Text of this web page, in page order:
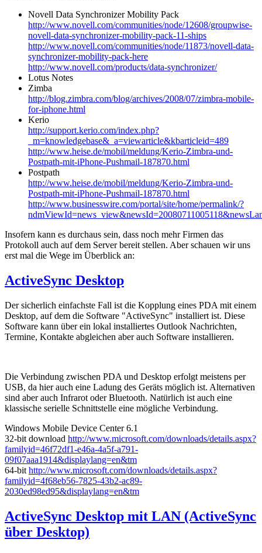
Novell Data Synchronizer Mobility Pack
http://www.novell.com/communities/node/12608/groupwise-
novell-data-synchronizer-mobility-pack-11-ships
http://www.novell.com/communities/node/11873/novell-data-
synchronizer-mobility-pack-here
http://www.novell.com/products/data-synchronizer/
Lotus Notes
Zimba
http://blog.zimbra.com/blog/archives/2008/07/zimbra-mobile-
for-iphone.html
Kerio
http://support.kerio.com/index.php?
_m=knowledgebase&_a=viewarticle&kbarticleid=489
http://www.heise.de/mobil/meldung/Kerio-Zimbra-und-
Postpath-mit-iPhone-Pushmail-187870.html
Postpath
http://www.heise.de/mobil/meldung/Kerio-Zimbra-und-
Postpath-mit-iPhone-Pushmail-187870.html
http://www.businesswire.com/portal/site/home/permalink/?
Insofern kann es durchaus sein, dass noch mehr Firmen das
Protokoll auch auf dem Server bereit stellen. Aber schauen wir uns
erst mal die Wege im Überblick an:
ActiveSync Desktop
Der sicherlich einfachste Fall ist die Kopplung eines PDA mit einem
Desktop, auf dem die Software "ActiveSync" installiert ist. Diese
Software kann über ein lokal installiertes Outlook Nachrichten,
Termine, Kontakte abgleichen aber auch Software installieren.
Die Verbindung zwischen PDA und Desktop erfolgt meistens per
USB, da hier auch eine Ladung des Geräts möglich ist. Alternativen
sind aber auch Infrarot oder Bluetooth. Natürlich ist auch eine
klassische serielle Schnittstelle eine mögliche Verbindung.
Windows Mobile Device Center 6.1
32-bit download http://www.microsoft.com/downloads/details.aspx?
familyid=46f72df1-e46a-4a5f-a791-
09f07aaa1914&displaylang=en&tm
64-bit http://www.microsoft.com/downloads/details.aspx?
familyid=4f68eb56-7825-43b2-ac89-
2030ed98ed95&displaylang=en&tm
ActiveSync Desktop mit LAN (ActiveSync
über Desktop)